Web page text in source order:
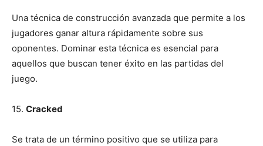
Una técnica de construcción avanzada que permite a los
jugadores ganar altura rápidamente sobre sus
oponentes. Dominar esta técnica es esencial para
aquellos que buscan tener éxito en las partidas del
juego.
15. Cracked
Se trata de un término positivo que se utiliza para